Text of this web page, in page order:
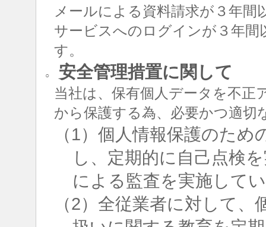
メールによる資料請求が３年間
サービスへのログインが３年間
す。
○ 安全管理措置に関して
当社は、保有個人データを不正
から保護する為、必要かつ適切
（1）個人情報保護のた
し、定期的に自己点検
による監査を実施して
（2）全従業者に対して